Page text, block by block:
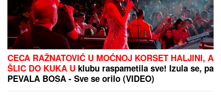
Naša pevačica rodila sina, pa morala da ga napusti,
on danas radi kao moler: "Nikad ga se nisam